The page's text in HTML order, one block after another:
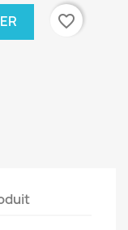
favorite_border